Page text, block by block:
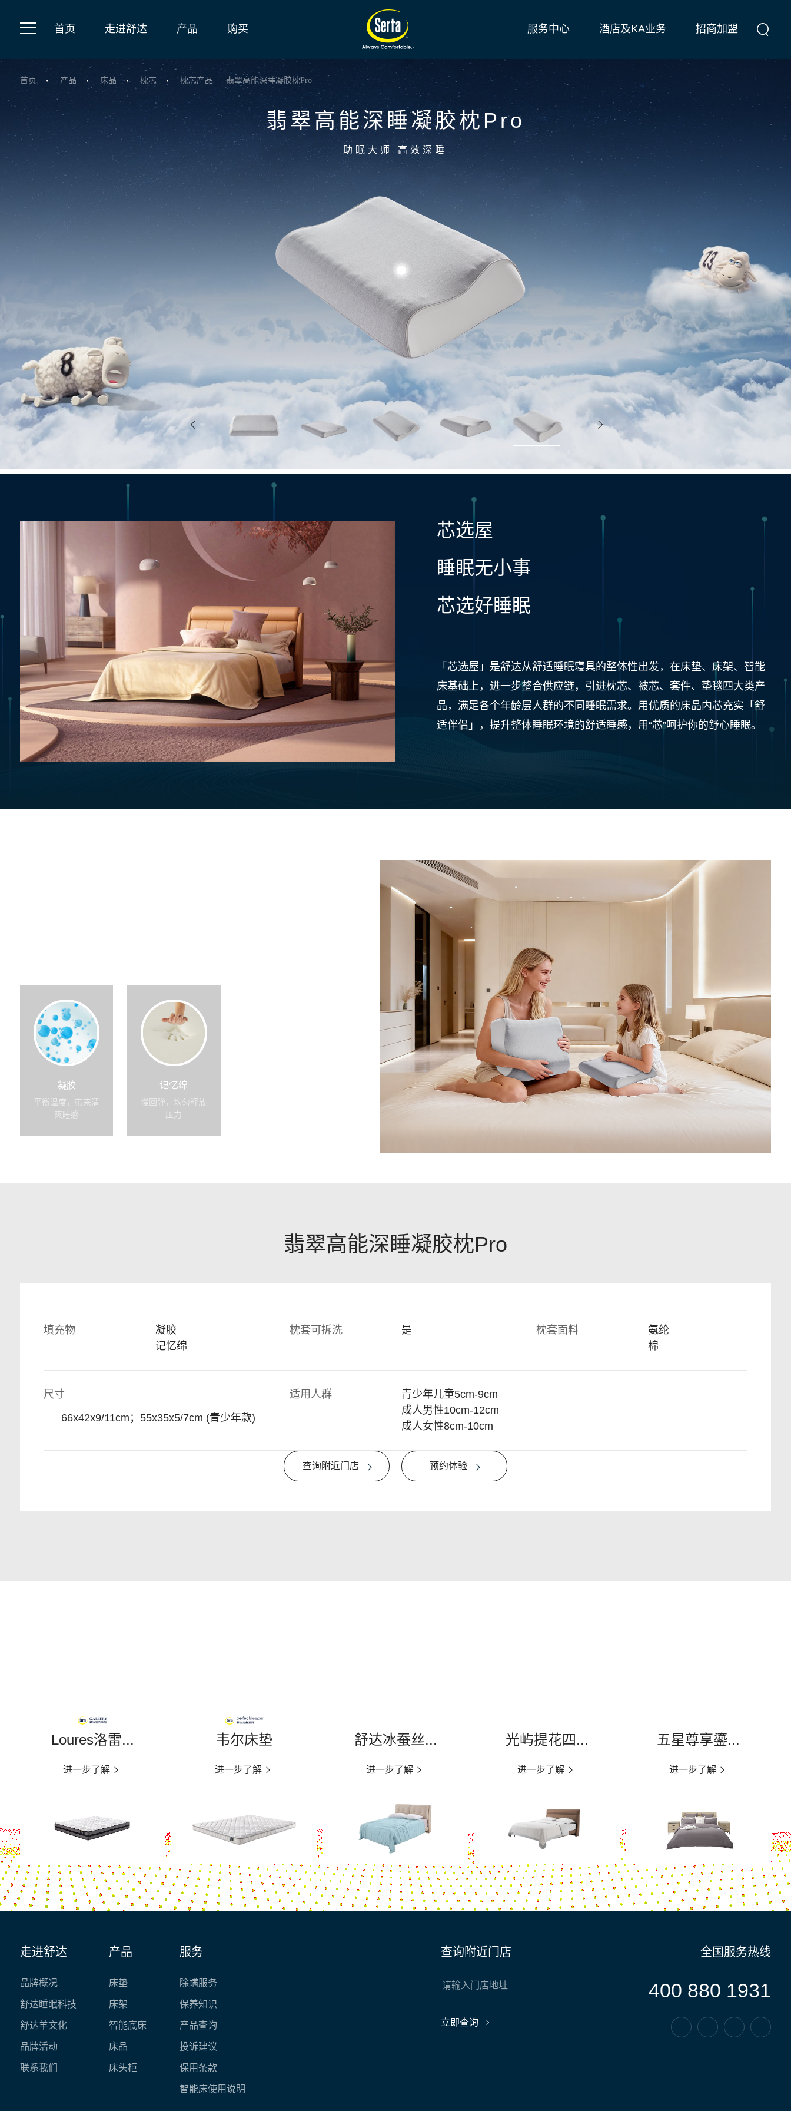
首页 走进舒达 产品 购买 服务中心 酒店及KA业务 招商加盟
首页 产品 床品 枕芯 枕芯产品 翡翠高能深睡凝胶枕Pro
翡翠高能深睡凝胶枕Pro
助眠大师 高效深睡
芯选屋
睡眠无小事
芯选好睡眠
「芯选屋」是舒达从舒适睡眠寝具的整体性出发，在床垫、床架、智能
床基础上，进一步整合供应链，引进枕芯、被芯、套件、垫毯四大类产
品，满足各个年龄层人群的不同睡眠需求。用优质的床品内芯充实「舒
适伴侣」，提升整体睡眠环境的舒适睡感，用“芯”呵护你的舒心睡眠。
凝胶
平衡温度，带来清
爽睡感
记忆绵
慢回弹，均匀释放
压力
翡翠高能深睡凝胶枕Pro
填充物
凝胶
记忆绵
枕套可拆洗 是 枕套面料
氨纶
棉
尺寸
66x42x9/11cm；55x35x5/7cm (青少年款)
适用人群
青少年儿童5cm-9cm
成人男性10cm-12cm
成人女性8cm-10cm
查询附近门店 预约体验
Loures洛雷...
进一步了解
韦尔床垫
进一步了解
舒达冰蚕丝...
进一步了解
光屿提花四...
进一步了解
五星尊享鎏...
进一步了解
走进舒达
品牌概况
舒达睡眠科技
舒达羊文化
品牌活动
联系我们
产品
床垫
床架
智能底床
床品
床头柜
服务
除螨服务
保养知识
产品查询
投诉建议
保用条款
智能床使用说明
查询附近门店
立即查询
全国服务热线
400 880 1931